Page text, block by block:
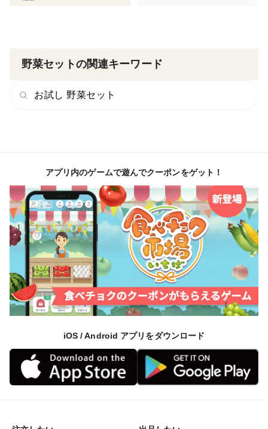
調⼦を整えることが報告されています。）
・機能性表示食品「ぎゅっとGABA きらきらケール」
・サラダクレソン
爽やかな辛みと優しい苦みが特徴です。
お子様から幅広い年齢で人気です。
・ホワイトセロリ
葉の緑と茎の白色のコントラストが料理に映えます。
ほんのりとしたセロリの香りと味が楽しめ、セロリが
好きな方も苦手な方も召し上がっていただけますよ。葉
にはビタミンAが豊富に含まれているので、ぜひ、葉と
野菜セットの関連キーワード
お試し 野菜セット
アプリ内のゲームで遊んでクーポンをゲット！
iOS / Android アプリをダウンロード